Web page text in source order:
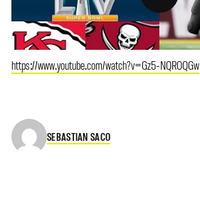
https://www.youtube.com/watch?v=Gz5-NQROQGw
SEBASTIAN SACO